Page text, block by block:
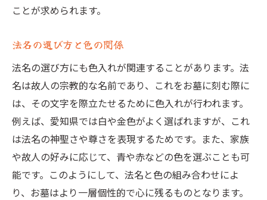
法名の意味に合った色選び
故人の法名を際立たせるデザイン
色入れで蘇るお墓の魅力
お墓参りがもっと感慨深くなる愛知県のお墓色
入れの魅力
色入れで変わるお墓参りの風景
家族が集う場としてのお墓の魅力
色入れを通じた故人とのコミュニケーショ
ン
ことが求められます。
法名の選び方と色の関係
法名の選び方にも色入れが関連することがあります。法
名は故人の宗教的な名前であり、これをお墓に刻む際に
は、その文字を際立たせるために色入れが行われます。
例えば、愛知県では白や金色がよく選ばれますが、これ
は法名の神聖さや尊さを表現するためです。また、家族
や故人の好みに応じて、青や赤などの色を選ぶことも可
能です。このようにして、法名と色の組み合わせによ
り、お墓はより一層個性的で心に残るものとなります。